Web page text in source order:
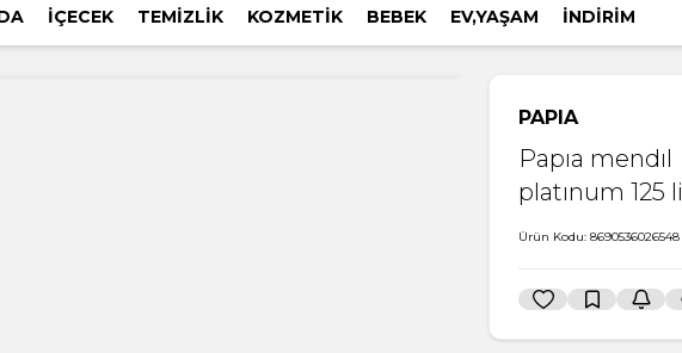
İÇECEK TEMİZLİK KOZMETİK BEBEK EV,YAŞAM İNDİRİM
PAPIA
Papıa mendıl
platınum 125 li
Ürün Kodu: 8690536026548